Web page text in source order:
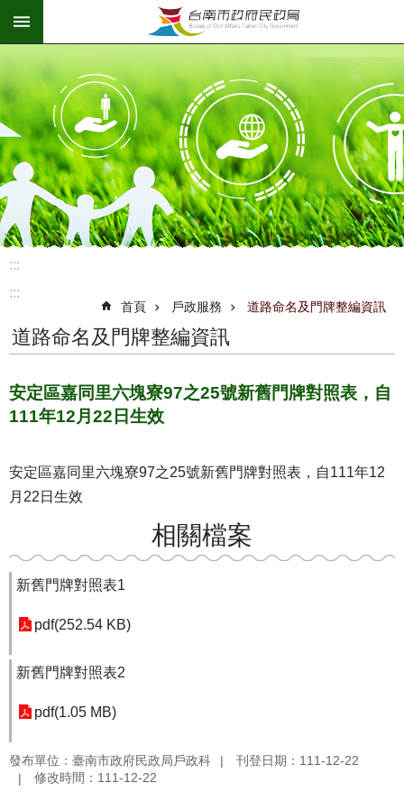
跳到主要內容區塊
:::
:::
首頁 戶政服務 道路命名及門牌整編資訊
道路命名及門牌整編資訊
安定區嘉同里六塊寮97之25號新舊門牌對照表，自
111年12月22日生效
安定區嘉同里六塊寮97之25號新舊門牌對照表，自111年12
月22日生效
相關檔案
新舊門牌對照表1
pdf(252.54 KB)
新舊門牌對照表2
pdf(1.05 MB)
發布單位：臺南市政府民政局戶政科
刊登日期：111-12-22
修改時間：111-12-22